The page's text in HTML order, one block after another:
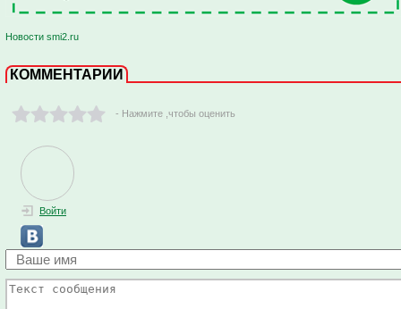
Новости smi2.ru
КОММЕНТАРИИ
- Нажмите ,чтобы оценить
Войти